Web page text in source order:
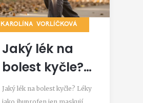
KAROLÍNA VORLÍČKOVÁ
Jaký lék na
bolest kyčle?
Co skutečně
Jaký lék na bolest kyčle? Léky